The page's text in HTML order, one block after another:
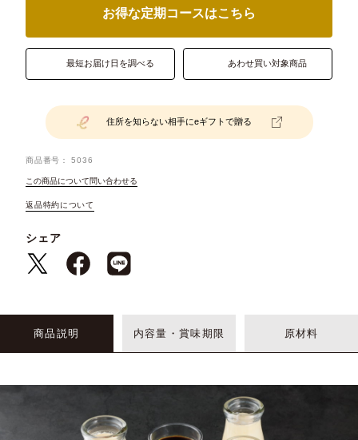
お得な定期コースはこちら
最短お届け日を調べる あわせ買い対象商品
住所を知らない相手にeギフトで贈る
商品番号 5036
この商品について問い合わせる
返品特約について
シェア
商品説明 内容量・賞味期限 原材料